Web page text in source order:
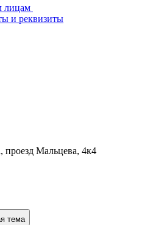
лицам
и реквизиты
проезд Мальцева, 4к4
тема